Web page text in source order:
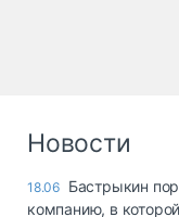
Новости
18.06 Бастрыкин
компанию, в